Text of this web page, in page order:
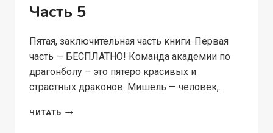
Часть 5
Пятая, заключительная часть книги. Первая
часть — БЕСПЛАТНО! Команда академии по
драгонболу – это пятеро красивых и
страстных драконов. Мишель — человек,…
ЧИТАТЬ УРОКИ